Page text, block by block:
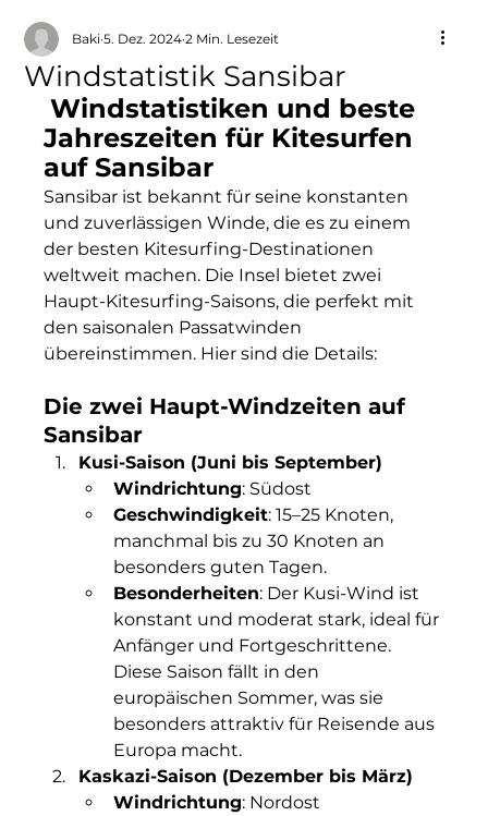
Windstatistik Sansibar
Baki 5. Dez. 2024 2 Min. Lesezeit
Windstatistiken und beste
Jahreszeiten für Kitesurfen
auf Sansibar
Sansibar ist bekannt für seine konstanten
und zuverlässigen Winde, die es zu einem
der besten Kitesurfing-Destinationen
weltweit machen. Die Insel bietet zwei
Haupt-Kitesurfing-Saisons, die perfekt mit
den saisonalen Passatwinden
übereinstimmen. Hier sind die Details:
Die zwei Haupt-Windzeiten auf
Sansibar
Kusi-Saison (Juni bis September)
Windrichtung: Südost
Geschwindigkeit: 15–25 Knoten,
manchmal bis zu 30 Knoten an
besonders guten Tagen.
Besonderheiten: Der Kusi-Wind ist
konstant und moderat stark, ideal für
Anfänger und Fortgeschrittene.
Diese Saison fällt in den
europäischen Sommer, was sie
besonders attraktiv für Reisende aus
Europa macht.
Kaskazi-Saison (Dezember bis März)
Windrichtung: Nordost